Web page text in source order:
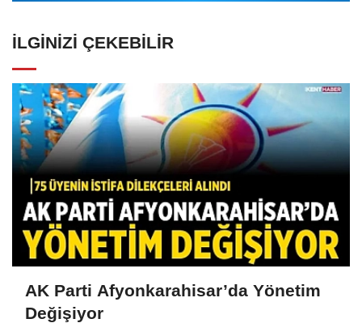
İLGINIZI ÇEKEBILIR
AK Parti Afyonkarahisar’da Yönetim
Değişiyor